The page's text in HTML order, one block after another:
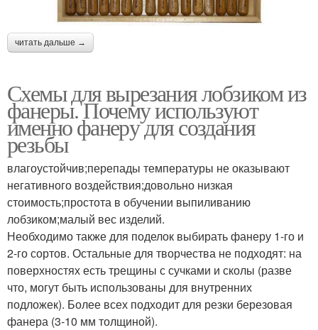
читать дальше →
Схемы для вырезания лобзиком из
фанеры. Почему используют
именно фанеру для создания
резьбы
влагоустойчив;перепады температуры не оказывают
негативного воздействия;довольно низкая
стоимость;простота в обучении выпиливанию
лобзиком;малый вес изделий.
Необходимо также для поделок выбирать фанеру 1-го и
2-го сортов. Остальные для творчества не подходят: на
поверхностях есть трещины с сучками и сколы (разве
что, могут быть использованы для внутренних
подложек). Более всех подходит для резки березовая
фанера (3-10 мм толщиной).